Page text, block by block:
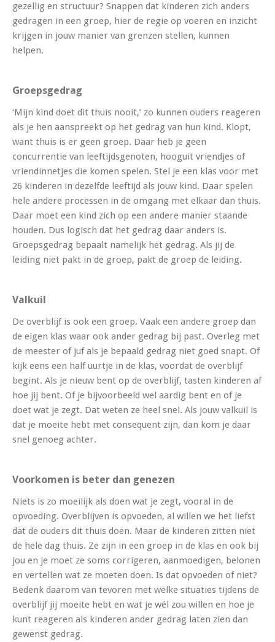
gezellig en structuur? Snappen dat kinderen zich anders
gedragen in een groep, hier de regie op voeren en inzicht
krijgen in jouw manier van grenzen stellen, kunnen
helpen.
Groepsgedrag
‘Mijn kind doet dit thuis nooit,’ zo kunnen ouders reageren
als je hen aanspreekt op het gedrag van hun kind. Klopt,
want thuis is er geen groep. Daar heb je geen
concurrentie van leeftijdsgenoten, hooguit vriendjes of
vriendinnetjes die komen spelen. Stel je een klas voor met
26 kinderen in dezelfde leeftijd als jouw kind. Daar spelen
hele andere processen in de omgang met elkaar dan thuis.
Daar moet een kind zich op een andere manier staande
houden. Dus logisch dat het gedrag daar anders is.
Groepsgedrag bepaalt namelijk het gedrag. Als jij de
leiding niet pakt in de groep, pakt de groep de leiding.
Valkuil
De overblijf is ook een groep. Vaak een andere groep dan
de eigen klas waar ook ander gedrag bij past. Overleg met
de meester of juf als je bepaald gedrag niet goed snapt. Of
kijk eens een half uurtje in de klas, voordat de overblijf
begint. Als je nieuw bent op de overblijf, tasten kinderen af
hoe jij bent. Of je bijvoorbeeld wel aardig bent en of je
doet wat je zegt. Dat weten ze heel snel. Als jouw valkuil is
dat je moeite hebt met consequent zijn, dan kom je daar
snel genoeg achter.
Voorkomen is beter dan genezen
Niets is zo moeilijk als doen wat je zegt, vooral in de
opvoeding. Overblijven is opvoeden, al willen we het liefst
dat de ouders dit thuis doen. Maar de kinderen zitten niet
de hele dag thuis. Ze zijn in een groep in de klas en ook bij
jou en je moet ze soms corrigeren, aanmoedigen, belonen
en vertellen wat ze moeten doen. Is dat opvoeden of niet?
Bedenk daarom van tevoren met welke situaties tijdens de
overblijf jij moeite hebt en wat je wél zou willen en hoe je
kunt reageren als kinderen ander gedrag laten zien dan
gewenst gedrag.